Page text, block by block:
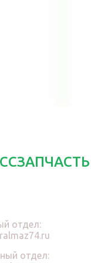
отдел:
отдел: